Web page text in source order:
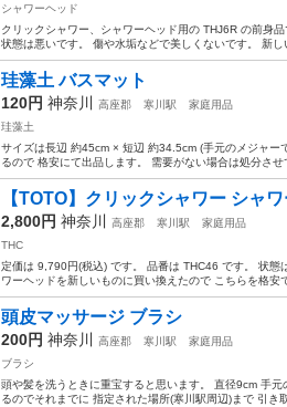
シャワーヘッド
クリックシャワー、シャワーヘッド用の THJ6R の前身
状態は悪いです。 傷や水垢などで美しくないです。 新し
珪藻土 バスマット
120円 神奈川 高座郡 寒川駅
家庭用品
珪藻土
サイズは長辺 約45cm × 短辺 約34.5cm (手元のメジャー
るので 格安にて出品します。 需要がない場合は処分させ
【TOTO】クリックシャワー シャ
2,800円 神奈川 高座郡 寒川駅
家庭用品
THC
定価は 9,790円(税込) です。 品番は THC46 です。 状態
ワーヘッドを新しいものに買い換えたので こちらを格安
頭皮マッサージ ブラシ
200円 神奈川 高座郡 寒川駅
家庭用品
ブラシ
頭や髪を洗うときに重宝すると思います。 直径9cm 手
るのでそれまでに 指定された場所(寒川駅周辺)まで 引き